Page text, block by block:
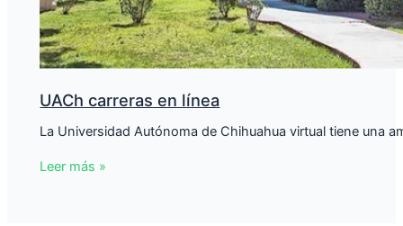
UACh carreras en línea
La Universidad Autónoma de Chihuahua virtual tiene una
Leer más »